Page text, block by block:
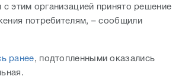
этим организацией принято решение
потребителям, – сообщили
ранее, подтопленными оказались